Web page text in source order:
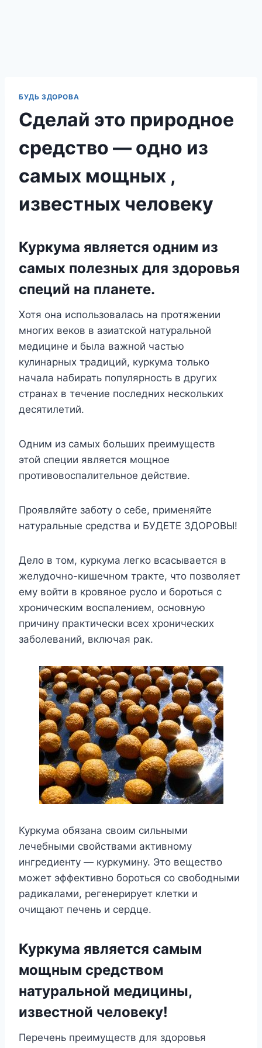
БУДЬ ЗДОРОВА
Сделай это природное
средство — одно из
самых мощных ,
известных человеку
Куркума является одним из
самых полезных для здоровья
специй на планете.
Хотя она использовалась на протяжении
многих веков в азиатской натуральной
медицине и была важной частью
кулинарных традиций, куркума только
начала набирать популярность в других
странах в течение последних нескольких
десятилетий.
Одним из самых больших преимуществ
этой специи является мощное
противовоспалительное действие.
Проявляйте заботу о себе, применяйте
натуральные средства и БУДЕТЕ ЗДОРОВЫ!
Дело в том, куркума легко всасывается в
желудочно-кишечном тракте, что позволяет
ему войти в кровяное русло и бороться с
хроническим воспалением, основную
причину практически всех хронических
заболеваний, включая рак.
Куркума обязана своим сильными
лечебными свойствами активному
ингредиенту — куркумину. Это вещество
может эффективно бороться со свободными
радикалами, регенерирует клетки и
очищают печень и сердце.
Куркума является самым
мощным средством
натуральной медицины,
известной человеку!
Перечень преимуществ для здоровья